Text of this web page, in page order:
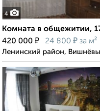
4
Комната в общежитии,
420 000 ₽ 24 800 ₽ за м²
Ленинский район,